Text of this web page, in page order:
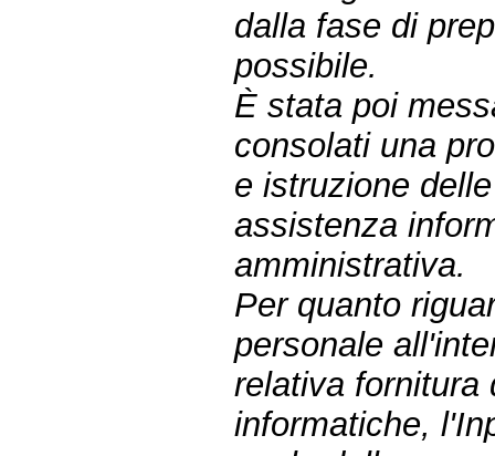
dalla fase di
possibile.
È stata poi
consolati una
e istruzione
assistenza
amministrativa.
Per quanto
personale
relativa fornitura
informatiche,